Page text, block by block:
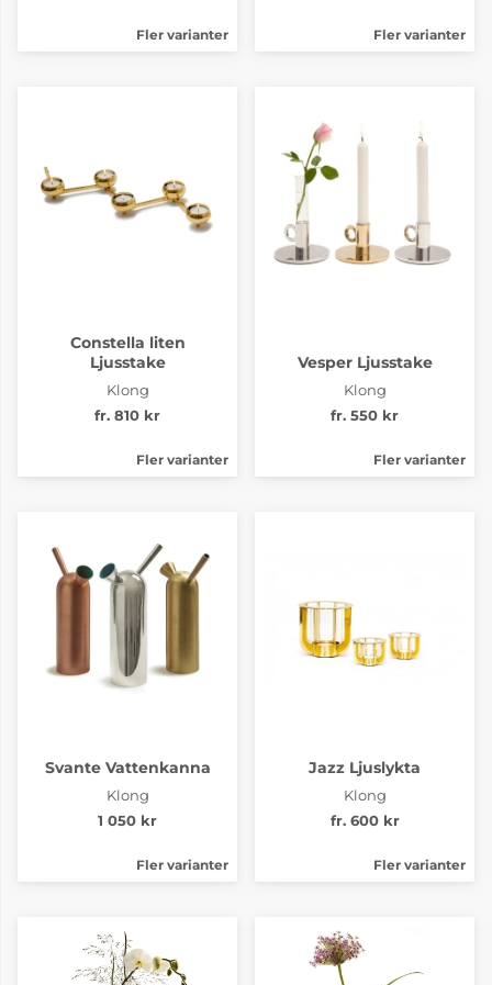
Fler varianter Fler varianter
Constella liten
Ljusstake
Klong
fr. 810 kr
Fler varianter
Vesper Ljusstake
Klong
fr. 550 kr
Fler varianter
Svante Vattenkanna
Klong
1 050 kr
Fler varianter
Jazz Ljuslykta
Klong
fr. 600 kr
Fler varianter